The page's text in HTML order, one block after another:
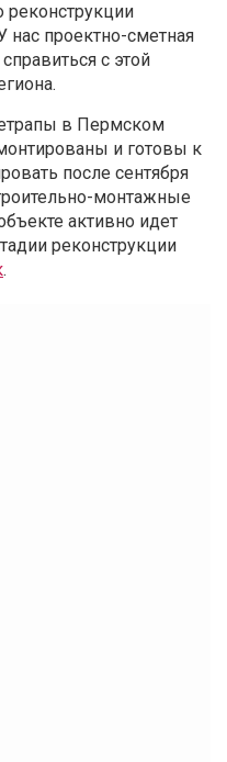
реконструкции
нас проектно-сметная
с этой
в Пермском
и готовы к
после сентября
монтажные
активно идет
реконструкции
.